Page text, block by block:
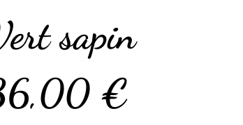
sapin
€